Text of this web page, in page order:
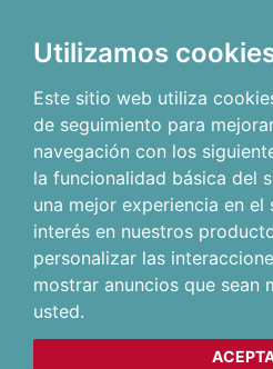
Utilizamos
Este sitio web utiliza
de seguimiento para
navegación con los
la funcionalidad básica del
una mejor experiencia en el
interés en nuestros
personalizar las
mostrar anuncios que sean
usted.